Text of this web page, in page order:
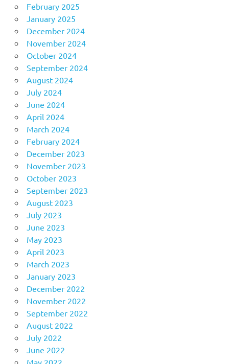
February 2025
January 2025
December 2024
November 2024
October 2024
September 2024
August 2024
July 2024
June 2024
April 2024
March 2024
February 2024
December 2023
November 2023
October 2023
September 2023
August 2023
July 2023
June 2023
May 2023
April 2023
March 2023
January 2023
December 2022
November 2022
September 2022
August 2022
July 2022
June 2022
May 2022